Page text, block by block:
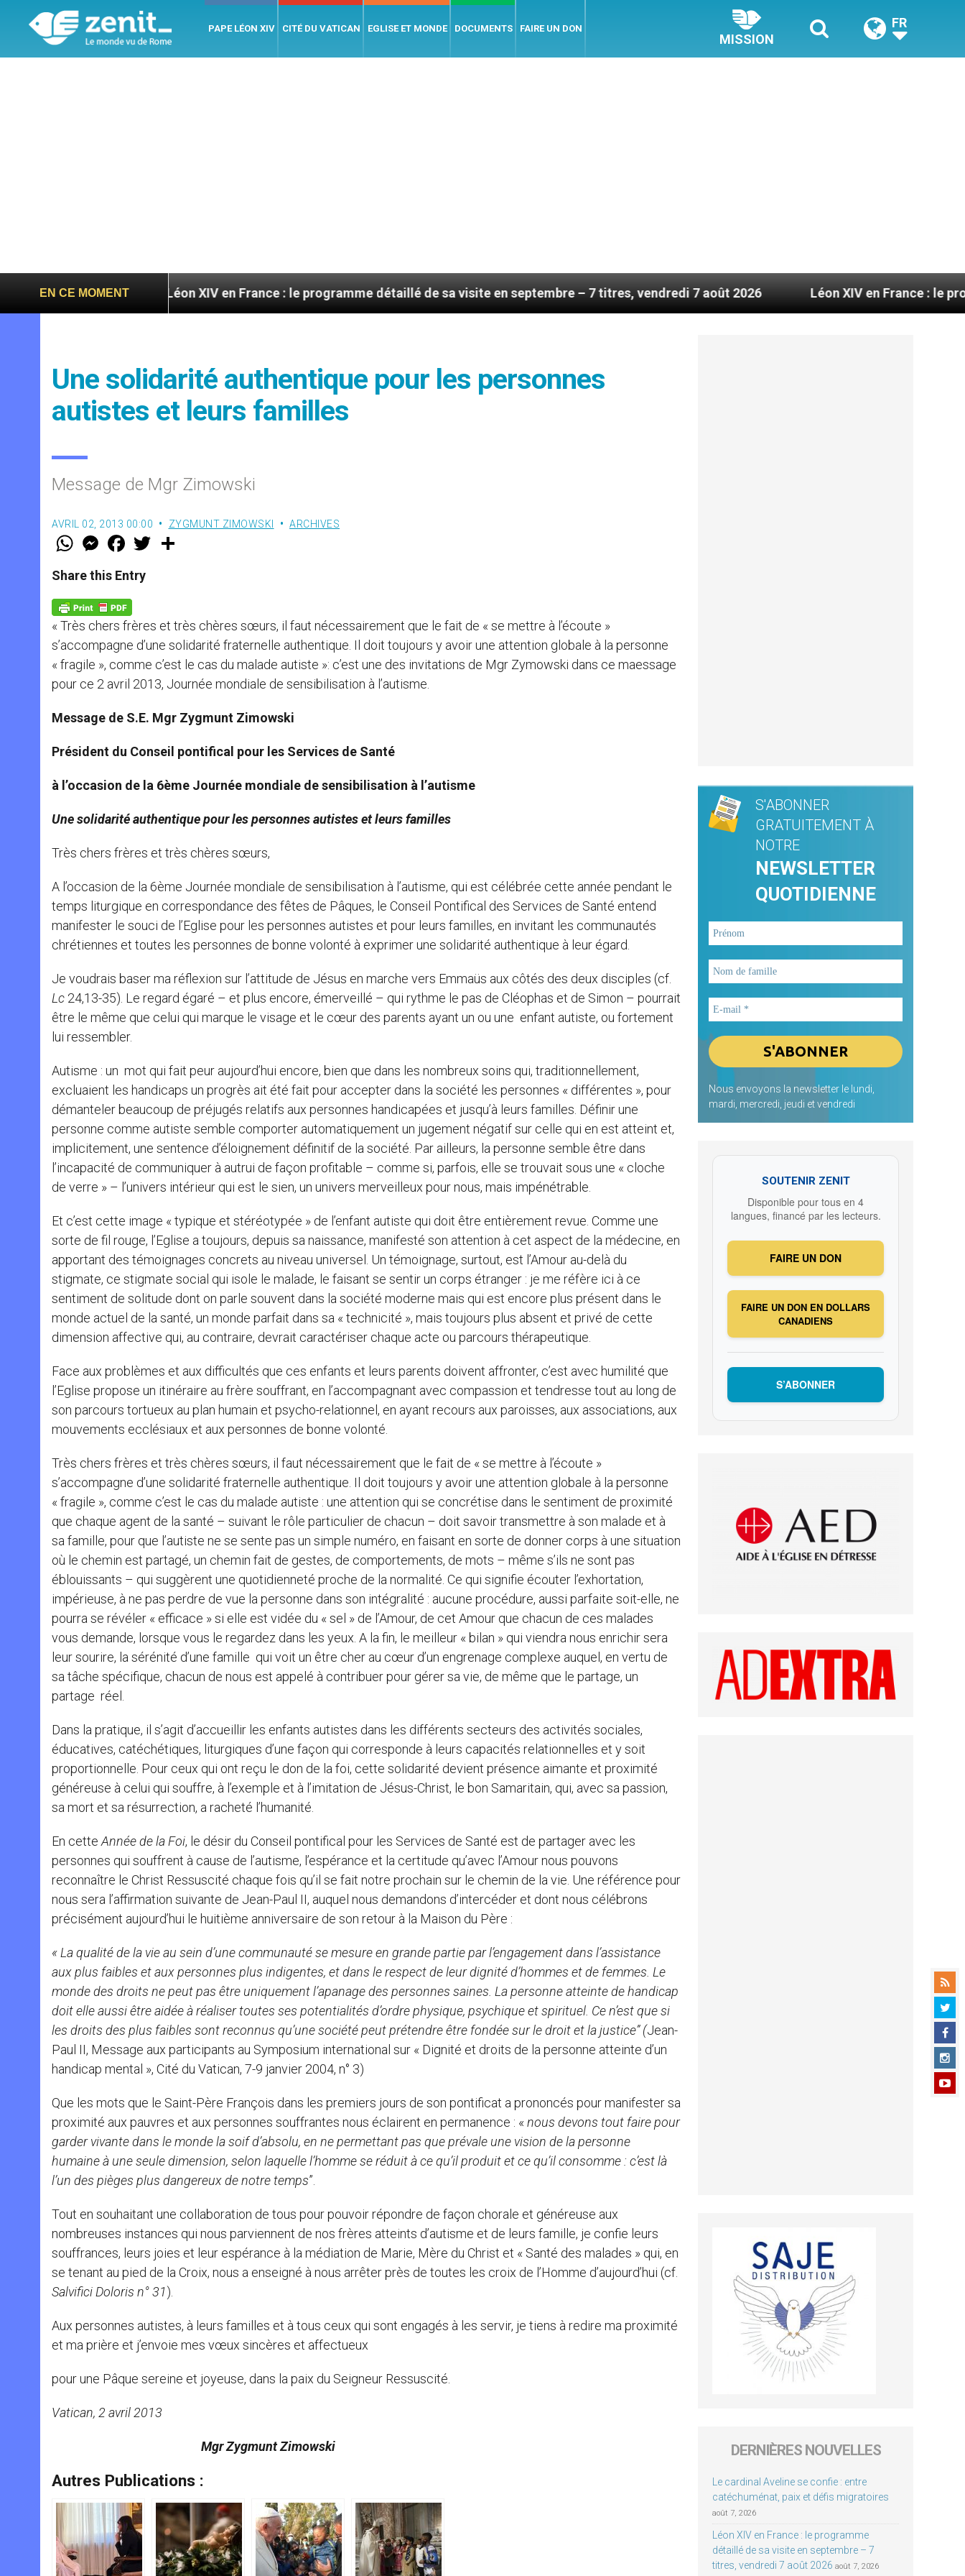
PAPE LÉON XIV CITÉ DU VATICAN EGLISE ET MONDE DOCUMENTS FAIRE UN DON
MISSION
FR
EN CE MOMENT
Léon XIV en France : le programme détaillé de sa visite en septembre – 7 titres, vendredi 7 août 2026 Léon XIV en France : le programme
Une solidarité authentique pour les personnes
autistes et leurs familles
Message de Mgr Zimowski
AVRIL 02, 2013 00:00 ZYGMUNT ZIMOWSKI ARCHIVES
W
t
s
p
p
M
e
s
e
g
e
r
F
a
e
b
k
w
Share this Entry
« Très chers frères et très chères sœurs, il faut nécessairement que le fait de « se mettre à l’écoute »
s’accompagne d’une solidarité fraternelle authentique. Il doit toujours y avoir une attention globale à la personne
« fragile », comme c’est le cas du malade autiste »: c’est une des invitations de Mgr Zymowski dans ce maessage
pour ce 2 avril 2013, Journée mondiale de sensibilisation à l’autisme.
Message de S.E. Mgr Zygmunt Zimowski
Président du Conseil pontifical pour les Services de Santé
à l’occasion de la 6ème Journée mondiale de sensibilisation à l’autisme
Une solidarité authentique pour les personnes autistes et leurs familles
Très chers frères et très chères sœurs,
A l’occasion de la 6ème Journée mondiale de sensibilisation à l’autisme, qui est célébrée cette année pendant le
temps liturgique en correspondance des fêtes de Pâques, le Conseil Pontifical des Services de Santé entend
manifester le souci de l’Eglise pour les personnes autistes et pour leurs familles, en invitant les communautés
chrétiennes et toutes les personnes de bonne volonté à exprimer une solidarité authentique à leur égard.
Je voudrais baser ma réflexion sur l’attitude de Jésus en marche vers Emmaüs aux côtés des deux disciples (cf.
Lc 24,13-35). Le regard égaré – et plus encore, émerveillé – qui rythme le pas de Cléophas et de Simon – pourrait
être le même que celui qui marque le visage et le cœur des parents ayant un ou une enfant autiste, ou fortement
lui ressembler.
Autisme : un mot qui fait peur aujourd’hui encore, bien que dans les nombreux soins qui, traditionnellement,
excluaient les handicaps un progrès ait été fait pour accepter dans la société les personnes « différentes », pour
démanteler beaucoup de préjugés relatifs aux personnes handicapées et jusqu’à leurs familles. Définir une
personne comme autiste semble comporter automatiquement un jugement négatif sur celle qui en est atteint et,
implicitement, une sentence d’éloignement définitif de la société. Par ailleurs, la personne semble être dans
l’incapacité de communiquer à autrui de façon profitable – comme si, parfois, elle se trouvait sous une « cloche
de verre » – l’univers intérieur qui est le sien, un univers merveilleux pour nous, mais impénétrable.
Et c’est cette image « typique et stéréotypée » de l’enfant autiste qui doit être entièrement revue. Comme une
sorte de fil rouge, l’Eglise a toujours, depuis sa naissance, manifesté son attention à cet aspect de la médecine, en
apportant des témoignages concrets au niveau universel. Un témoignage, surtout, est l’Amour au-delà du
stigmate, ce stigmate social qui isole le malade, le faisant se sentir un corps étranger : je me réfère ici à ce
sentiment de solitude dont on parle souvent dans la société moderne mais qui est encore plus présent dans le
monde actuel de la santé, un monde parfait dans sa « technicité », mais toujours plus absent et privé de cette
dimension affective qui, au contraire, devrait caractériser chaque acte ou parcours thérapeutique.
Face aux problèmes et aux difficultés que ces enfants et leurs parents doivent affronter, c’est avec humilité que
l’Eglise propose un itinéraire au frère souffrant, en l’accompagnant avec compassion et tendresse tout au long de
son parcours tortueux au plan humain et psycho-relationnel, en ayant recours aux paroisses, aux associations, aux
mouvements ecclésiaux et aux personnes de bonne volonté.
Très chers frères et très chères sœurs, il faut nécessairement que le fait de « se mettre à l’écoute »
s’accompagne d’une solidarité fraternelle authentique. Il doit toujours y avoir une attention globale à la personne
« fragile », comme c’est le cas du malade autiste : une attention qui se concrétise dans le sentiment de proximité
que chaque agent de la santé – suivant le rôle particulier de chacun – doit savoir transmettre à son malade et à
sa famille, pour que l’autiste ne se sente pas un simple numéro, en faisant en sorte de donner corps à une situation
où le chemin est partagé, un chemin fait de gestes, de comportements, de mots – même s’ils ne sont pas
éblouissants – qui suggèrent une quotidienneté proche de la normalité. Ce qui signifie écouter l’exhortation,
impérieuse, à ne pas perdre de vue la personne dans son intégralité : aucune procédure, aussi parfaite soit-elle, ne
pourra se révéler « efficace » si elle est vidée du « sel » de l’Amour, de cet Amour que chacun de ces malades
vous demande, lorsque vous le regardez dans les yeux. A la fin, le meilleur « bilan » qui viendra nous enrichir sera
leur sourire, la sérénité d’une famille qui voit un être cher au cœur d’un engrenage complexe auquel, en vertu de
sa tâche spécifique, chacun de nous est appelé à contribuer pour gérer sa vie, de même que le partage, un
partage réel.
Dans la pratique, il s’agit d’accueillir les enfants autistes dans les différents secteurs des activités sociales,
éducatives, catéchétiques, liturgiques d’une façon qui corresponde à leurs capacités relationnelles et y soit
proportionnelle. Pour ceux qui ont reçu le don de la foi, cette solidarité devient présence aimante et proximité
généreuse à celui qui souffre, à l’exemple et à l’imitation de Jésus-Christ, le bon Samaritain, qui, avec sa passion,
sa mort et sa résurrection, a racheté l’humanité.
En cette Année de la Foi, le désir du Conseil pontifical pour les Services de Santé est de partager avec les
personnes qui souffrent à cause de l’autisme, l’espérance et la certitude qu’avec l’Amour nous pouvons
reconnaître le Christ Ressuscité chaque fois qu’il se fait notre prochain sur le chemin de la vie. Une référence pour
nous sera l’affirmation suivante de Jean-Paul II, auquel nous demandons d’intercéder et dont nous célébrons
précisément aujourd’hui le huitième anniversaire de son retour à la Maison du Père :
« La qualité de la vie au sein d’une communauté se mesure en grande partie par l’engagement dans l’assistance
aux plus faibles et aux personnes plus indigentes, et dans le respect de leur dignité d’hommes et de femmes. Le
monde des droits ne peut pas être uniquement l’apanage des personnes saines. La personne atteinte de handicap
doit elle aussi être aidée à réaliser toutes ses potentialités d’ordre physique, psychique et spirituel. Ce n’est que si
les droits des plus faibles sont reconnus qu’une société peut prétendre être fondée sur le droit et la justice” (Jean-
Paul II, Message aux participants au Symposium international sur « Dignité et droits de la personne atteinte d’un
handicap mental », Cité du Vatican, 7-9 janvier 2004, n° 3)
Que les mots que le Saint-Père François dans les premiers jours de son pontificat a prononcés pour manifester sa
proximité aux pauvres et aux personnes souffrantes nous éclairent en permanence : « nous devons tout faire pour
garder vivante dans le monde la soif d’absolu, en ne permettant pas que prévale une vision de la personne
humaine à une seule dimension, selon laquelle l’homme se réduit à ce qu’il produit et ce qu’il consomme : c’est là
l’un des pièges plus dangereux de notre temps”.
Tout en souhaitant une collaboration de tous pour pouvoir répondre de façon chorale et généreuse aux
nombreuses instances qui nous parviennent de nos frères atteints d’autisme et de leurs famille, je confie leurs
souffrances, leurs joies et leur espérance à la médiation de Marie, Mère du Christ et « Santé des malades » qui, en
se tenant au pied de la Croix, nous a enseigné à nous arrêter près de toutes les croix de l’Homme d’aujourd’hui (cf.
Salvifici Doloris n° 31).
Aux personnes autistes, à leurs familles et à tous ceux qui sont engagés à les servir, je tiens à redire ma proximité
et ma prière et j’envoie mes vœux sincères et affectueux
pour une Pâque sereine et joyeuse, dans la paix du Seigneur Ressuscité.
Vatican, 2 avril 2013
Mgr Zygmunt Zimowski
Autres Publications :
S'ABONNER
GRATUITEMENT À
NOTRE
NEWSLETTER
QUOTIDIENNE
Nous envoyons la newsletter le lundi,
mardi, mercredi, jeudi et vendredi
SOUTENIR ZENIT
Disponible pour tous en 4
langues, financé par les lecteurs.
FAIRE UN DON
FAIRE UN DON EN DOLLARS
CANADIENS
S’ABONNER
DERNIÈRES NOUVELLES
Le cardinal Aveline se confie : entre
catéchuménat, paix et défis migratoires
août 7, 2026
Léon XIV en France : le programme
détaillé de sa visite en septembre – 7
titres, vendredi 7 août 2026 août 7, 2026